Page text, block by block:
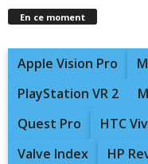
En ce moment
Apple Vision Pro
PlayStation VR 2
Quest Pro
HTC
Valve Index
HP